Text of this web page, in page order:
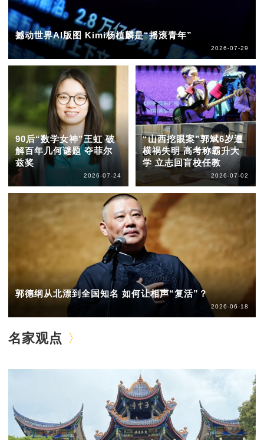
撼动世界AI版图 Kimi杨植麟是“摇滚青年”
2026-07-29
90后“数学女神”王虹 破
解百年几何谜题 夺菲尔
兹奖
2026-07-24
“山西挖眼案”郭斌6岁遭
横祸失明 高考称霸升大
学 立志回盲校任教
2026-07-02
郭德纲从北漂到全国知名 如何让相声“复活”？
2026-06-18
名家观点